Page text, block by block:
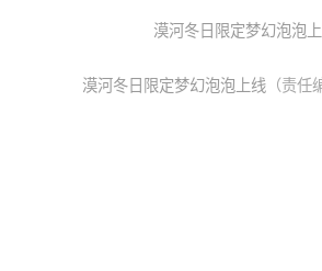
漠河冬日限定梦幻泡泡
漠河冬日限定梦幻泡泡上线 （责任